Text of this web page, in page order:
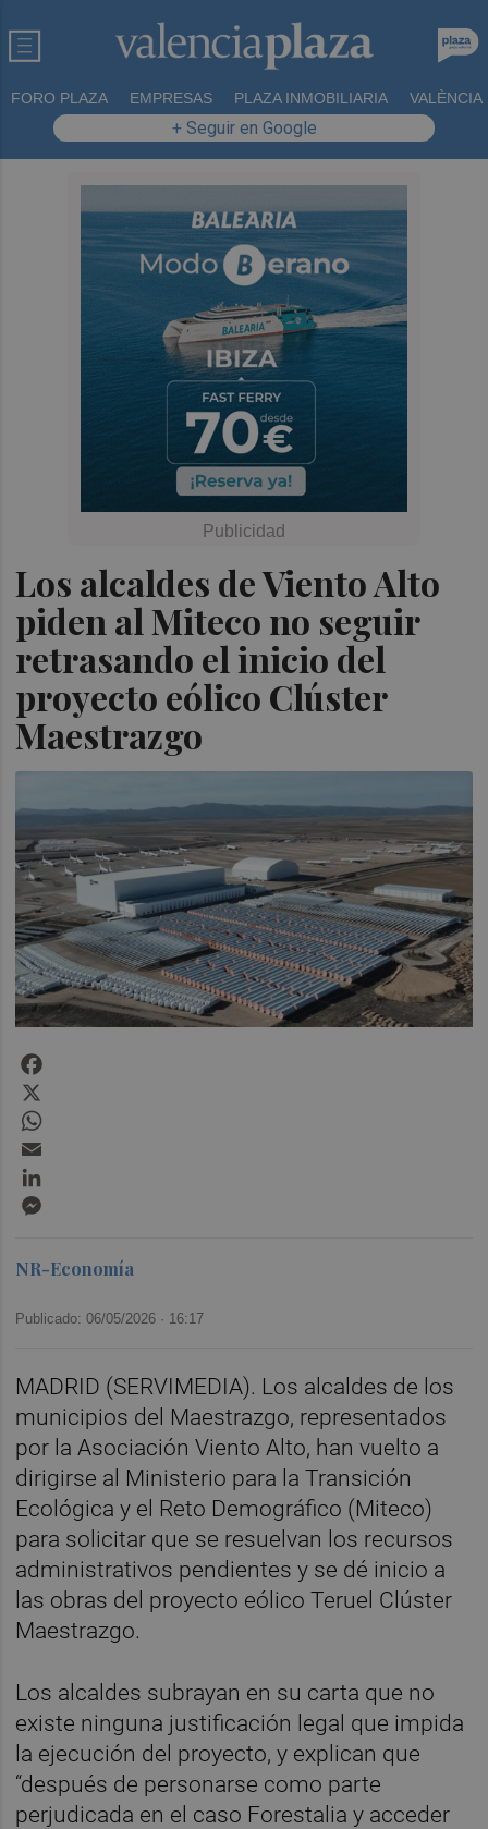
FORO PLAZA EMPRESAS PLAZA INMOBILIARIA VALÈNCIA
+ Seguir en Google
Los alcaldes de Viento Alto
piden al Miteco no seguir
retrasando el inicio del
proyecto eólico Clúster
Maestrazgo
NR-Economía
Publicado: 06/05/2026 · 16:17
MADRID (SERVIMEDIA). Los alcaldes de los
municipios del Maestrazgo, representados
por la Asociación Viento Alto, han vuelto a
dirigirse al Ministerio para la Transición
Ecológica y el Reto Demográfico (Miteco)
para solicitar que se resuelvan los recursos
administrativos pendientes y se dé inicio a
las obras del proyecto eólico Teruel Clúster
Maestrazgo.
Los alcaldes subrayan en su carta que no
existe ninguna justificación legal que impida
la ejecución del proyecto, y explican que
“después de personarse como parte
perjudicada en el caso Forestalia y acceder